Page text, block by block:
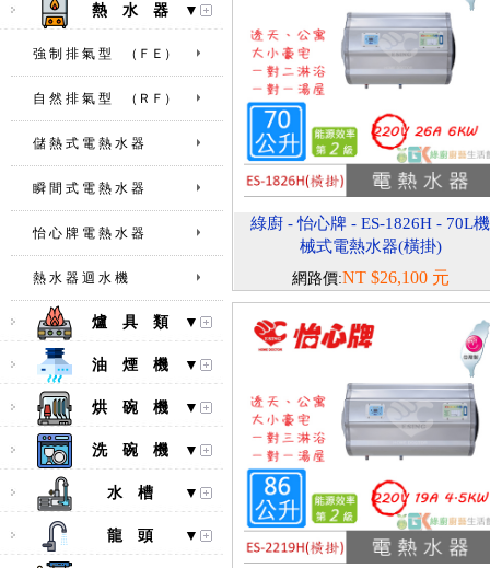
熱 水 器 ▼
強 制 排 氣 型 （ＦＥ）
自 然 排 氣 型 （ＲＦ）
儲 熱 式 電 熱 水 器
瞬 間 式 電 熱 水 器
怡 心 牌 電 熱 水 器
熱 水 器 迴 水 機
爐 具 類 ▼
油 煙 機 ▼
烘 碗 機 ▼
洗 碗 機 ▼
水 槽 ▼
龍 頭 ▼
綠廚 - 怡心牌 - ES-1826H - 70L機
械式電熱水器(橫掛)
網路價:NT $26,100 元